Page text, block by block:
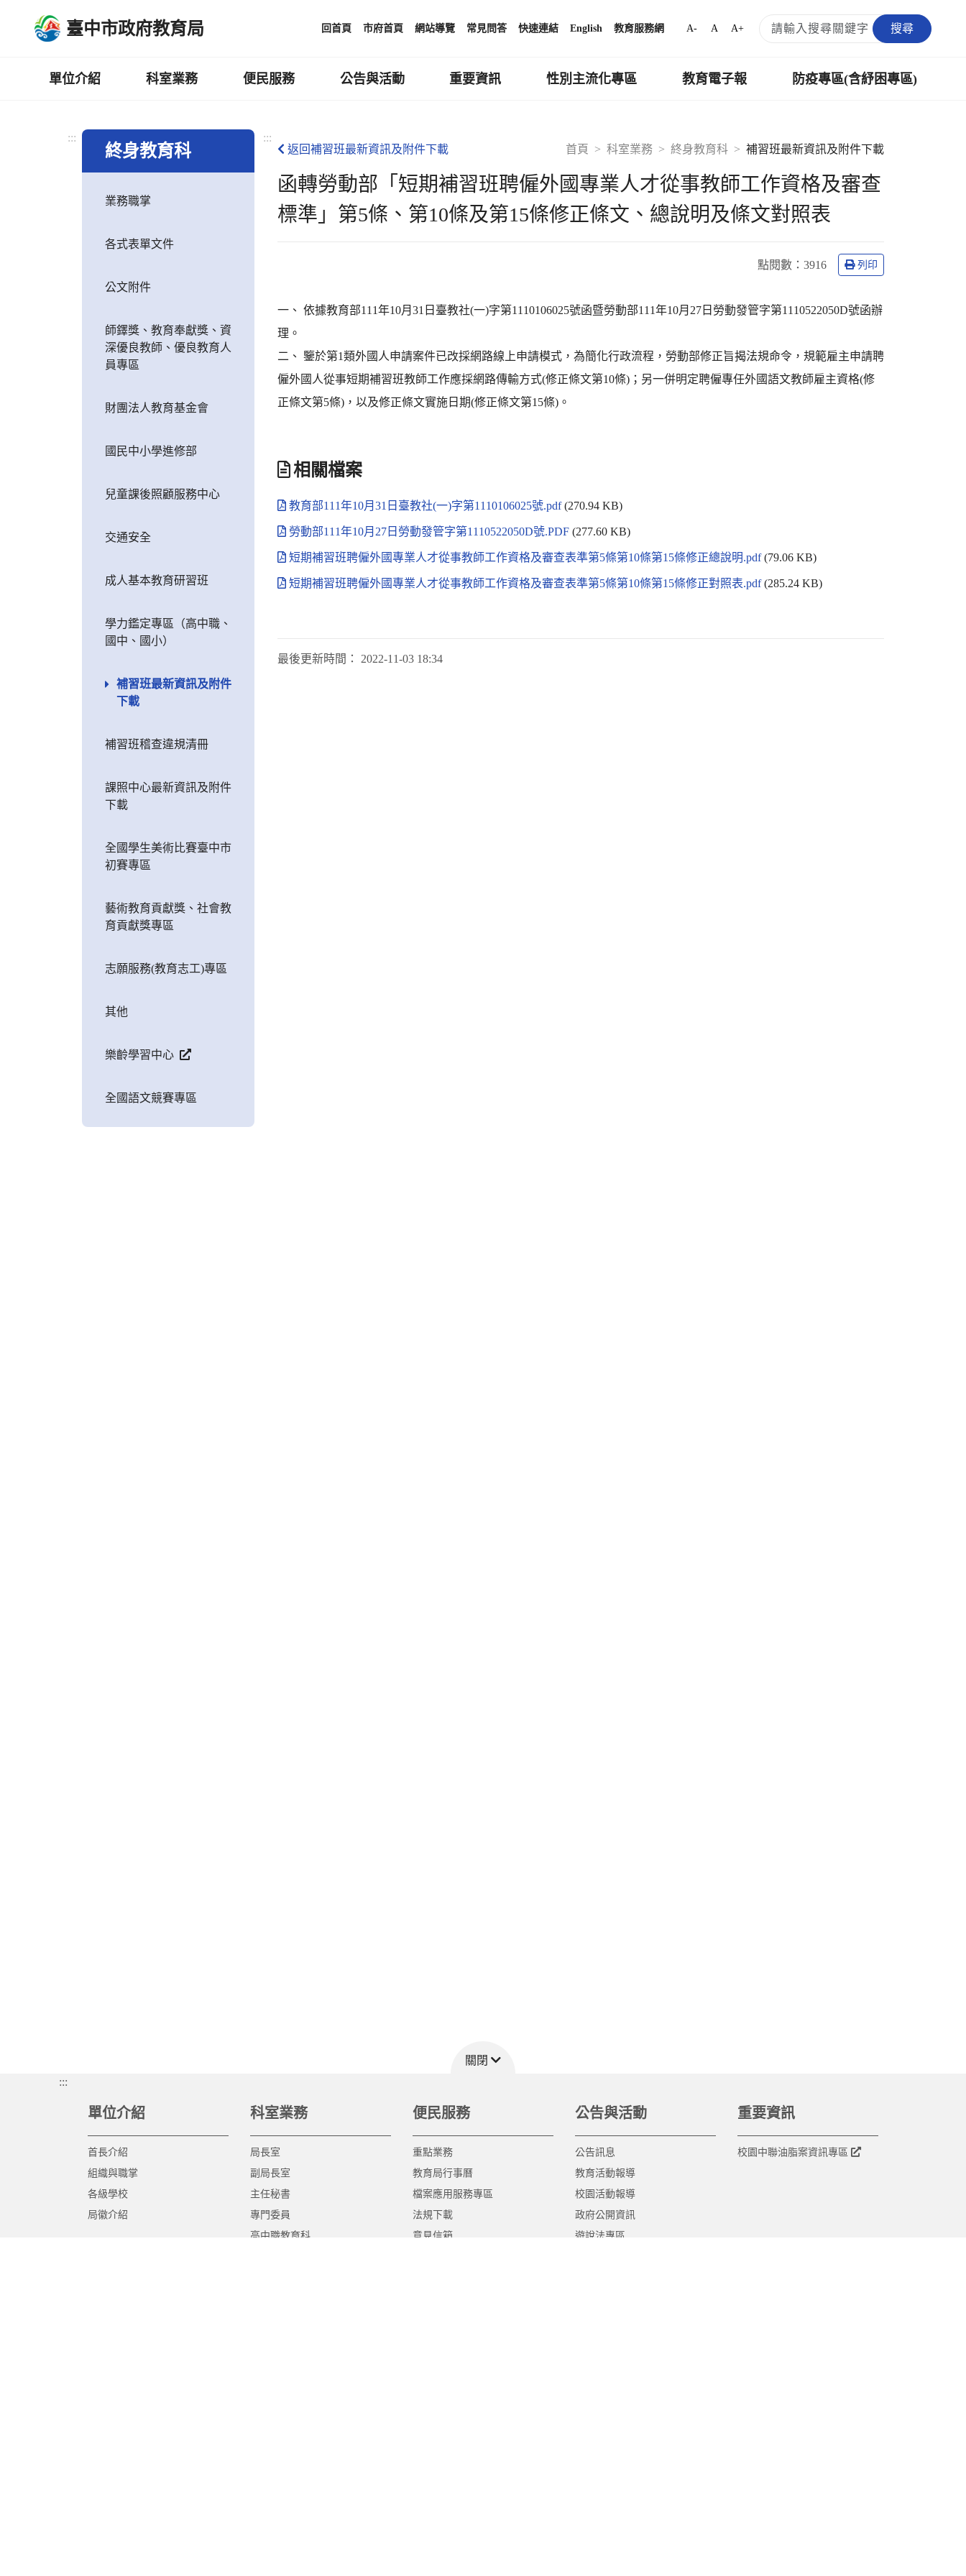
臺中市政府教育局 回首頁 市府首頁 網站導覽 常見問答 快速連結 English 教育服務網 A- A A+ 搜尋
單位介紹 科室業務 便民服務 公告與活動 重要資訊 性別主流化專區 教育電子報 防疫專區(含紓困專區)
:::
終身教育科
業務職掌
各式表單文件
公文附件
師鐸獎、教育奉獻獎、資
深優良教師、優良教育人
員專區
財團法人教育基金會
國民中小學進修部
兒童課後照顧服務中心
交通安全
成人基本教育研習班
學力鑑定專區（高中職、
國中、國小）
補習班最新資訊及附件
下載
補習班稽查違規清冊
課照中心最新資訊及附件
下載
全國學生美術比賽臺中市
初賽專區
藝術教育貢獻獎、社會教
育貢獻獎專區
志願服務(教育志工)專區
其他
樂齡學習中心
全國語文競賽專區
:::
首頁
科室業務 終身教育科 補習班最新資訊及附件下載
返回補習班最新資訊及附件下載
函轉勞動部「短期補習班聘僱外國專業人才從事教師工作資格及審查
標準」第5條、第10條及第15條修正條文、總說明及條文對照表
點閱數 ：3916 列印
一、 依據教育部111年10月31日臺教社(一)字第1110106025號函暨勞動部111年10月27日勞動發管字第1110522050D號函辦
理。
二、 鑒於第1類外國人申請案件已改採網路線上申請模式，為簡化行政流程，勞動部修正旨揭法規命令，規範雇主申請聘
僱外國人從事短期補習班教師工作應採網路傳輸方式(修正條文第10條)；另一併明定聘僱專任外國語文教師雇主資格(修
正條文第5條)，以及修正條文實施日期(修正條文第15條)。
相關檔案
教育部111年10月31日臺教社(一)字第1110106025號.pdf(270.94 KB)
勞動部111年10月27日勞動發管字第1110522050D號.PDF (277.60 KB)
短期補習班聘僱外國專業人才從事教師工作資格及審查表準第5條第10條第15條修正總說明.pdf(79.06 KB)
短期補習班聘僱外國專業人才從事教師工作資格及審查表準第5條第10條第15條修正對照表.pdf(285.24 KB)
最後更新時間： 2022-11-03 18:34
關閉
:::
單位介紹
首長介紹
組織與職掌
各級學校
局徽介紹
科室業務
局長室
副局長室
主任秘書
專門委員
高中職教育科
便民服務
重點業務
教育局行事曆
檔案應用服務專區
法規下載
意見信箱
公告與活動
公告訊息
教育活動報導
校園活動報導
政府公開資訊
遊說法專區
重要資訊
校園中聯油脂案資訊專區